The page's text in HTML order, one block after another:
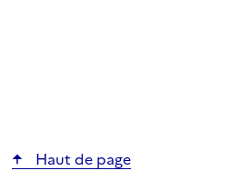
Haut de page